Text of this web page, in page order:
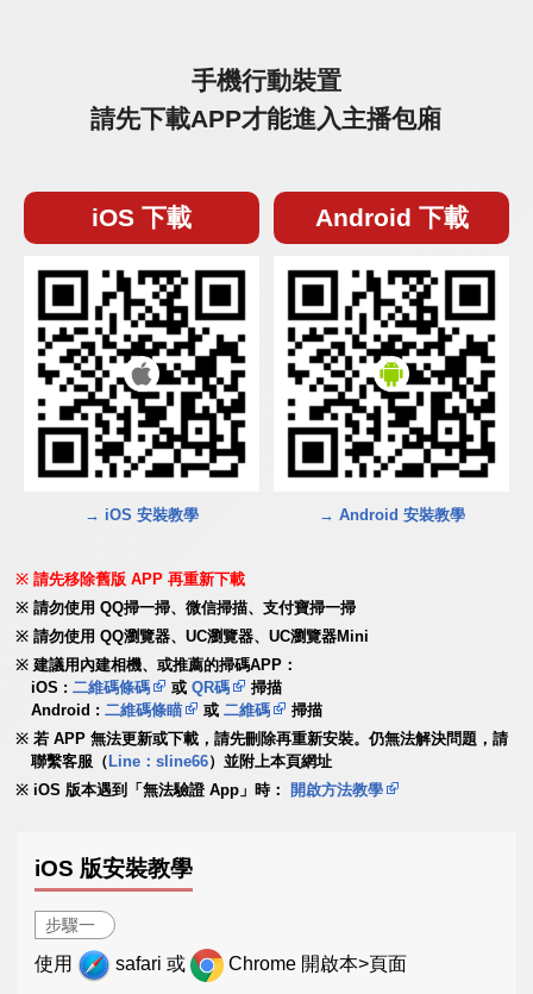
手機行動裝置
請先下載APP才能進入主播包廂
iOS 下載
→ iOS 安裝教學
Android 下載
→ Android 安裝教學
請先移除舊版 APP 再重新下載
請勿使用 QQ掃一掃、微信掃描、支付寶掃一掃
請勿使用 QQ瀏覽器、UC瀏覽器、UC瀏覽器Mini
建議用內建相機、或推薦的掃碼APP：
iOS :二維碼條碼 或QR碼
掃描
Android :二維碼條瞄 或二維碼
掃描
若 APP 無法更新或下載，請先刪除再重新安裝。仍無法解決問題，請
聯繫客服（ Line：sline66）並附上本頁網址
iOS 版本遇到「無法驗證 App」時：
開啟方法教學
iOS 版安裝教學
步驟一
使用 safari 或 Chrome 開啟本>頁面